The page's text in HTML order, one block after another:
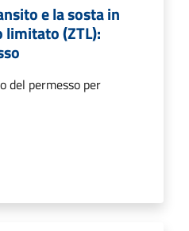
e la sosta in
limitato (ZTL):
del permesso per